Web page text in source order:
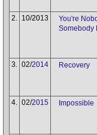
2. 10/2013
You're
Somebody
3. 02/2014 Recovery
4. 02/2015 Impossible